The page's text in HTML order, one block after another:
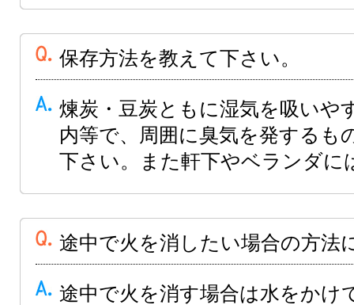
保存方法を教えて下さい。
煉炭・豆炭ともに湿気を吸いや
内等で、周囲に臭気を発するも
下さい。また軒下やベランダに
途中で火を消したい場合の方法
途中で火を消す場合は水をかけ